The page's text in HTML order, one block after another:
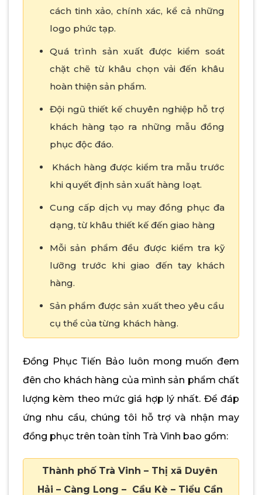
cách tinh xảo, chính xác, kể cả những
logo phức tạp.
Quá trình sản xuất được kiểm soát
chặt chẽ từ khâu chọn vải đến khâu
hoàn thiện sản phẩm.
Đội ngũ thiết kế chuyên nghiệp hỗ trợ
khách hàng tạo ra những mẫu đồng
phục độc đáo.
Khách hàng được kiểm tra mẫu trước
khi quyết định sản xuất hàng loạt.
Cung cấp dịch vụ may đồng phục đa
dạng, từ khâu thiết kế đến giao hàng
Mỗi sản phẩm đều được kiểm tra kỹ
lưỡng trước khi giao đến tay khách
hàng.
Sản phẩm được sản xuất theo yêu cầu
cụ thể của từng khách hàng.
Đồng Phục Tiến Bảo luôn mong muốn đem
đên cho khách hàng của mình sản phẩm chất
lượng kèm theo mức giá hợp lý nhất. Để đáp
ứng nhu cầu, chúng tôi hỗ trợ và nhận may
đồng phục trên toàn tỉnh Trà Vinh bao gồm:
Thành phố Trà Vinh – Thị xã Duyên
Hải – Càng Long – Cầu Kè – Tiểu Cần